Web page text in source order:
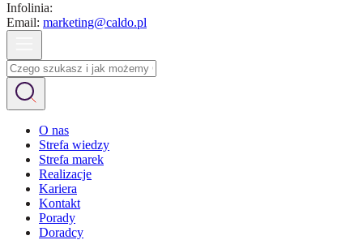
Infolinia:
Email: marketing@caldo.pl
O nas
Strefa wiedzy
Strefa marek
Realizacje
Kariera
Kontakt
Porady
Doradcy